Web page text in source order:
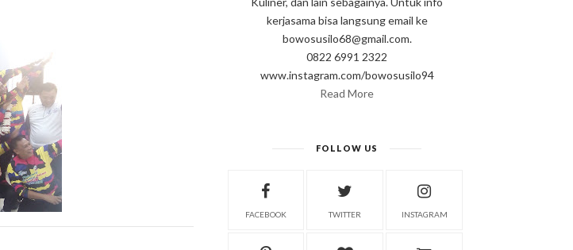
kerjasama bisa langsung email ke
bowosusilo68@gmail.com.
0822 6991 2322
www.instagram.com/bowosusilo94
Read More
FOLLOW US
FACEBOOK TWITTER INSTAGRAM